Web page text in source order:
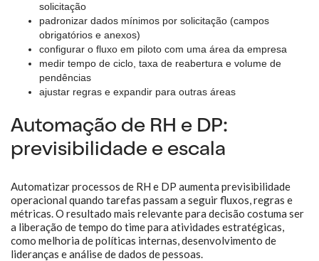
solicitação
padronizar dados mínimos por solicitação (campos
obrigatórios e anexos)
configurar o fluxo em piloto com uma área da empresa
medir tempo de ciclo, taxa de reabertura e volume de
pendências
ajustar regras e expandir para outras áreas
Automação de RH e DP:
previsibilidade e escala
Automatizar processos de RH e DP aumenta previsibilidade
operacional quando tarefas passam a seguir fluxos, regras e
métricas. O resultado mais relevante para decisão costuma ser
a liberação de tempo do time para atividades estratégicas,
como melhoria de políticas internas, desenvolvimento de
lideranças e análise de dados de pessoas.